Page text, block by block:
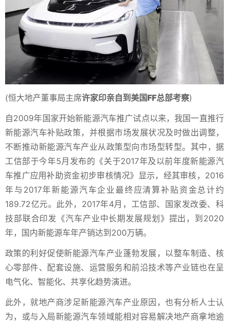
(恒大地产董事局主席许家印亲自到美国FF总部考察)
自2009年国家开始新能源汽车推广试点以来，我国一直推行
新能源汽车补贴政策，并根据市场发展状况及时做出调整，
不断推动新能源汽车产业从政策型向市场型转型。其中，据
工信部于今年5月发布的《关于2017年及以前年度新能源汽
车推广应用补助资金初步审核情况》显示，经其审核，2016
年与2017年新能源汽车企业最终应清算补贴资金总计约
189.72亿元。此外，2017年4月，工信部、国家发改委、科
技部联合印发《汽车产业中长期发展规划》提出，到2020
年，国内新能源车年产销达到200万辆。
政策的利好促使新能源汽车产业蓬勃发展，以整车制造、核
心零部件、配套设施、运营服务和前沿技术等产业链也在呈
电气化、智能化、共享化趋势演进。
此外，就地产商涉足新能源汽车产业原因，也有分析人士认
为，或与入局新能源汽车领域能相对容易解决地产商拿地逾